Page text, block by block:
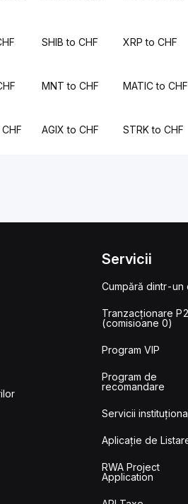
SHIB to CHF XRP to CHF
MNT to CHF MATIC to CHF
AGIX to CHF STRK to CHF
Servicii
Cumpără dintr-un
Tranzacționare
(comisioane 0)
Program VIP
Program de
recomandare
Servicii
Aplicație de
RWA Project
Application